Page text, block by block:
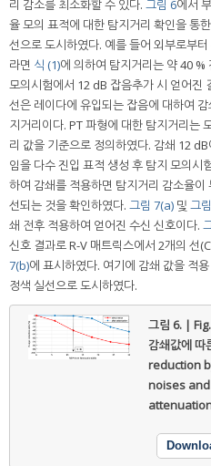
리 감소를 최소화할 수 있다. 그림 6에서
율 모의 표적에 대한 탐지거리 확인을 통
선으로 도시하였다. 예를 들어 외부로부
라면 식 (1)에 의하여 탐지거리는 약 40
모의시험에서 12 dB 잡음추가 시 얻어진
선은 레이다에 유입되는 잡음에 대하여
지거리이다. PT 파형에 대한 탐지거리는
리 값을 기준으로 정의하였다. 감쇄 12
임을 다수 진입 표적 생성 후 탐지 모의시
하여 감쇄를 적용하면 탐지거리 감소율
선되는 것을 확인하였다. 그림 7(a) 및 그
쇄 전후 적용하여 얻어진 수신 신호이다.
신호 결과로 R-V 매트릭스에서 2개의 선
7(b)에 표시하였다. 여기에 감쇄 값을 적
정색 실선으로 도시하였다.
그림 6. |
감쇄값에 따
reduction
noises